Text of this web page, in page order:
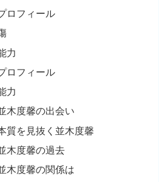
ロフィール
力
ロフィール
力
木度馨の出会い
質を見抜く並木度馨
木度馨の過去
木度馨の関係は